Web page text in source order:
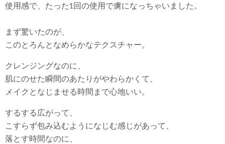
使用感で、たった1回の使用で虜になっちゃいました。
まず驚いたのが、
このとろんとなめらかなテクスチャー。
クレンジングなのに、
肌にのせた瞬間のあたりがやわらかくて、
メイクとなじませる時間まで心地いい。
するする広がって、
こすらず包み込むようになじむ感じがあって、
落とす時間なのに、